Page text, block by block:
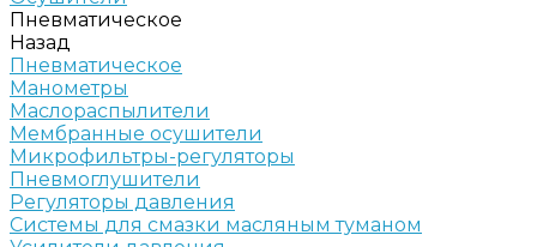
Пневматическое
Назад
Пневматическое
Манометры
Маслораспылители
Мембранные осушители
Микрофильтры-регуляторы
Пневмоглушители
Регуляторы давления
Системы для смазки масляным туманом